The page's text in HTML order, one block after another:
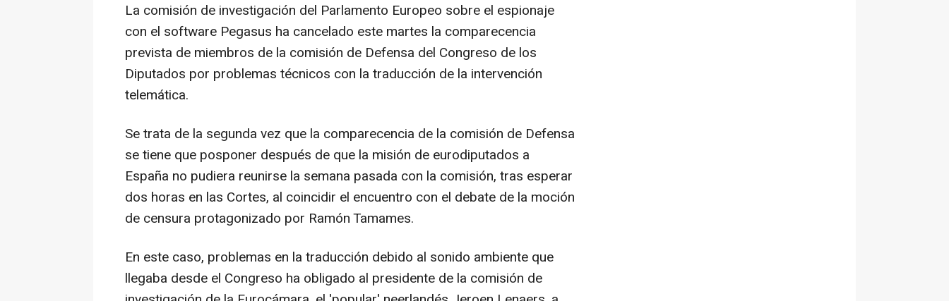
La comisión de investigación del Parlamento Europeo sobre el espionaje
con el software Pegasus ha cancelado este martes la comparecencia
prevista de miembros de la comisión de Defensa del Congreso de los
Diputados por problemas técnicos con la traducción de la intervención
telemática.
Se trata de la segunda vez que la comparecencia de la comisión de Defensa
se tiene que posponer después de que la misión de eurodiputados a
España no pudiera reunirse la semana pasada con la comisión, tras esperar
dos horas en las Cortes, al coincidir el encuentro con el debate de la moción
de censura protagonizado por Ramón Tamames.
En este caso, problemas en la traducción debido al sonido ambiente que
llegaba desde el Congreso ha obligado al presidente de la comisión de